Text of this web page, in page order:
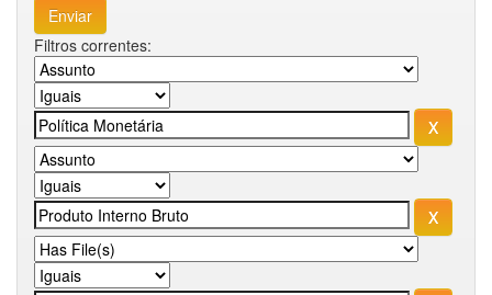
Filtros correntes: